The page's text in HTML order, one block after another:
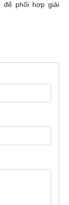
để phối hợp giải